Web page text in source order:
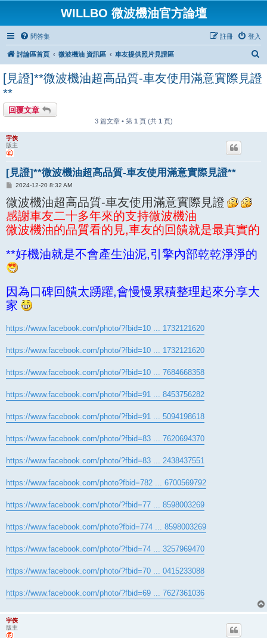
WILLBO 微波機油官方論壇
問答集 登入
註冊
討論區首頁 微波機油 資訊區 車友提供照片見證區
[見證]**微波機油超高品質-車友使用滿意實際見證
**
回覆文章
3 篇文章 • 第 1 頁 (共 1 頁)
宇俠
版主
[見證]**微波機油超高品質-車友使用滿意實際見證**
文
2024-12-20 8:32 AM
微波機油超高品質-車友使用滿意實際見證
感謝車友二十多年來的支持微波機油
微波機油的品質看的見,車友的回饋就是最真實的
**好機油就是不會產生油泥,引擎內部乾乾淨淨的
因為口碑回饋太踴躍,會慢慢累積整理起來分享大
家
https://www.facebook.com/photo/?fbid=10 ... 1732121620
https://www.facebook.com/photo/?fbid=10 ... 1732121620
https://www.facebook.com/photo/?fbid=10 ... 7684668358
https://www.facebook.com/photo/?fbid=91 ... 8453756282
https://www.facebook.com/photo/?fbid=91 ... 5094198618
https://www.facebook.com/photo/?fbid=83 ... 7620694370
https://www.facebook.com/photo/?fbid=83 ... 2438437551
https://www.facebook.com/photo?fbid=782 ... 6700569792
https://www.facebook.com/photo/?fbid=77 ... 8598003269
https://www.facebook.com/photo?fbid=774 ... 8598003269
https://www.facebook.com/photo/?fbid=74 ... 3257969470
https://www.facebook.com/photo/?fbid=70 ... 0415233088
https://www.facebook.com/photo/?fbid=69 ... 7627361036
宇俠
版主